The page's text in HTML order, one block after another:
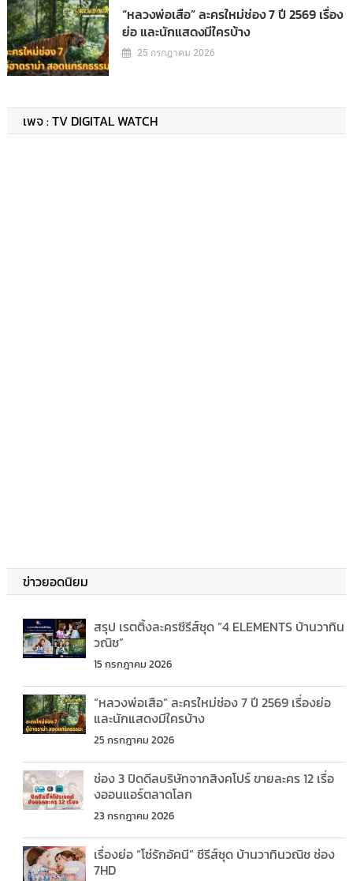
“หลวงพ่อเสือ” ละครใหม่ช่อง 7 ปี 2569 เรื่อง
ย่อ และนักแสดงมีใครบ้าง
25 กรกฎาคม 2026
เพจ : TV DIGITAL WATCH
ข่าวยอดนิยม
สรุป เรตติ้งละครซีรีส์ชุด “4 ELEMENTS บ้านวาทิน
วณิช”
15 กรกฎาคม 2026
“หลวงพ่อเสือ” ละครใหม่ช่อง 7 ปี 2569 เรื่องย่อ
และนักแสดงมีใครบ้าง
25 กรกฎาคม 2026
ช่อง 3 ปิดดีลบริษัทจากสิงคโปร์ ขายละคร 12 เรื่อ
งออนแอร์ตลาดโลก
23 กรกฎาคม 2026
เรื่องย่อ “โซ่รักอัคนี” ซีรีส์ชุด บ้านวาทินวณิช ช่อง
7HD